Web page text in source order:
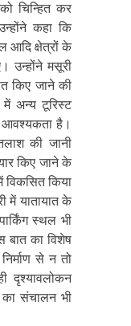
चिन्हित कर
कहा कि
आदि क्षेत्रों के
उन्होंने मसूरी
किए जाने की
अन्य टूरिस्ट
आवश्यकता है।
की जानी
किए जाने के
विकसित किया
में यातायात के
स्थल भी
बात का विशेष
से न तो
दृश्यावलोकन
का संचालन भी